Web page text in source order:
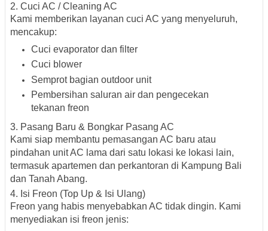
2. Cuci AC / Cleaning AC
Kami memberikan layanan cuci AC yang menyeluruh,
mencakup:
Cuci evaporator dan filter
Cuci blower
Semprot bagian outdoor unit
Pembersihan saluran air dan pengecekan
tekanan freon
3. Pasang Baru & Bongkar Pasang AC
Kami siap membantu pemasangan AC baru atau
pindahan unit AC lama dari satu lokasi ke lokasi lain,
termasuk apartemen dan perkantoran di Kampung Bali
dan Tanah Abang.
4. Isi Freon (Top Up & Isi Ulang)
Freon yang habis menyebabkan AC tidak dingin. Kami
menyediakan isi freon jenis: